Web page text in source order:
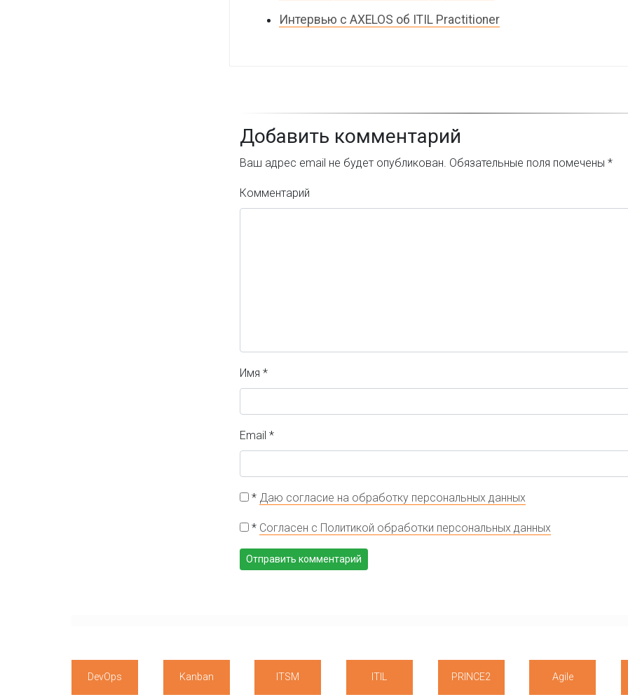
Интервью с AXELOS об ITIL Practitioner
Добавить комментарий
Ваш адрес email не будет опубликован. Обязательные поля помечены *
Комментарий
Имя *
Email *
* Даю согласие на обработку персональных данных
* Согласен с Политикой обработки персональных данных
DevOps Kanban ITSM ITIL PRINCE2 Agile